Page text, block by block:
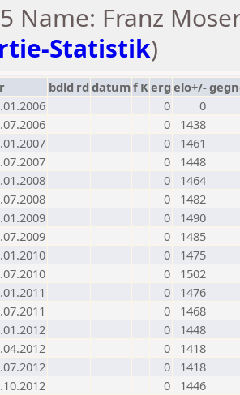
Name: Franz
Statistik)
bdld rd datumf Kerg elo+/-
0
0
0
1438
0
1461
0
1448
0
1464
0
1482
0
1490
0
1485
0
1475
0
1502
0
1476
0
1468
0
1448
0
1418
0
1418
0
1446